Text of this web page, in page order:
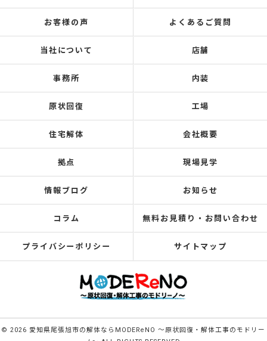
お客様の声 よくあるご質問
当社について 店舗
事務所 内装
原状回復 工場
住宅解体 会社概要
拠点 現場見学
情報ブログ お知らせ
コラム 無料お見積り・お問い合わせ
プライバシーポリシー サイトマップ
© 2026 愛知県尾張旭市の解体ならMODEReNO ～原状回復・解体工事のモドリー